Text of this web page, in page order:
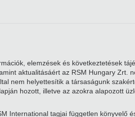
elemzések és következtetések
aktualitásáért az RSM Hungary
nem helyettesítik a társaságunk
hozott, illetve az azokra alapozott
International tagjai független